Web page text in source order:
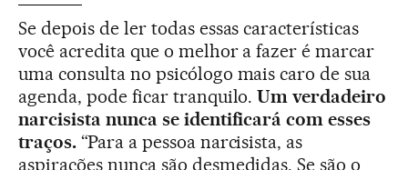
Se depois de ler todas essas características
você acredita que o melhor a fazer é marcar
uma consulta no psicólogo mais caro de sua
agenda, pode ficar tranquilo.Um verdadeiro
narcisista nunca se identificará com esses
traços. “Para a pessoa narcisista, as
aspirações nunca são desmedidas. Se são o